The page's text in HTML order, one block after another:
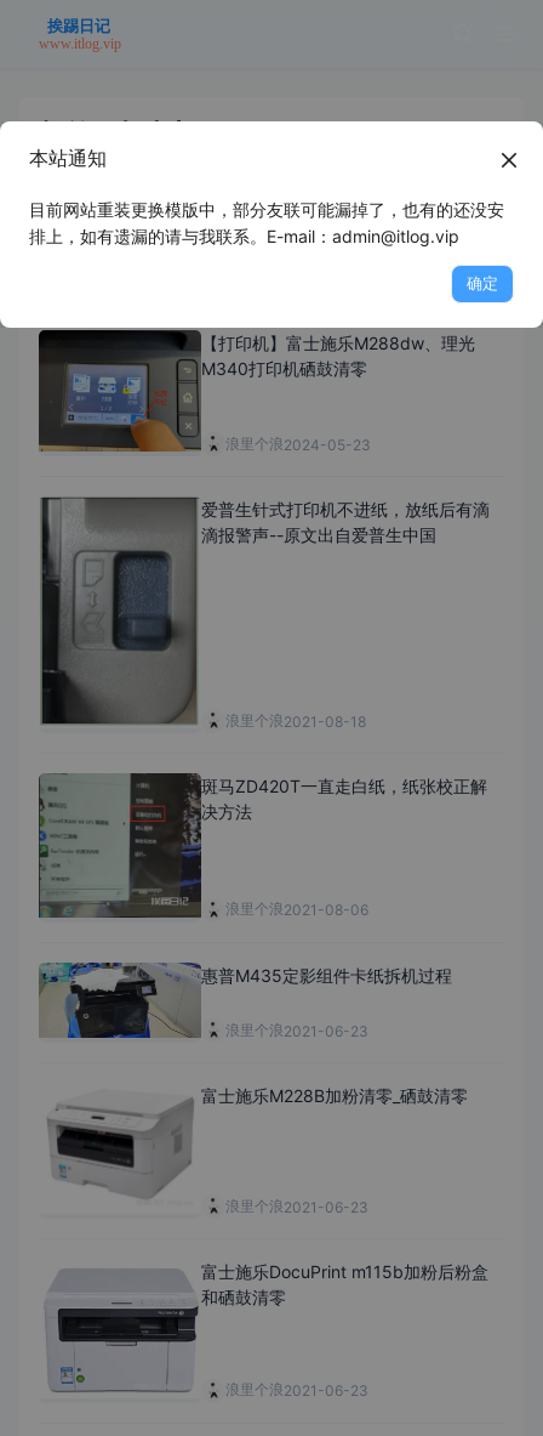
理光2014AD更换碳粉清零
【打印机】富士施乐M288dw、理光
M340打印机硒鼓清零
浪里个浪2024-05-23
爱普生针式打印机不进纸，放纸后有滴
滴报警声--原文出自爱普生中国
浪里个浪2021-08-18
斑马ZD420T一直走白纸，纸张校正解
决方法
浪里个浪2021-08-06
惠普M435定影组件卡纸拆机过程
浪里个浪2021-06-23
富士施乐M228B加粉清零_硒鼓清零
浪里个浪2021-06-23
富士施乐DocuPrint m115b加粉后粉盒
和硒鼓清零
浪里个浪2021-06-23
本站通知
目前网站重装更换模版中，部分友联可能漏掉了，也有的还没安
排上，如有遗漏的请与我联系。E-mail：admin@itlog.vip
确定